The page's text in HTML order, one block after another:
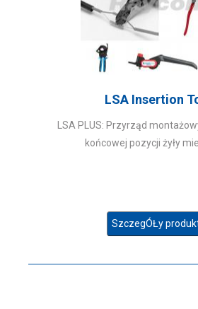
LSA Insertion
LSA PLUS: Przyrząd
końcowej pozycji żyły
SzczegÓŁy